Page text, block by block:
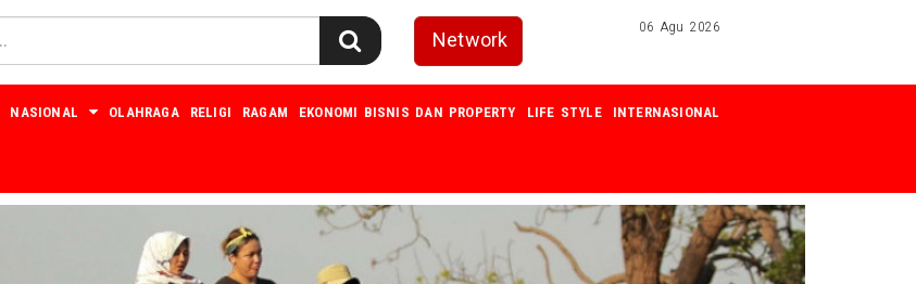
Network 06 Agu 2026
NASIONAL OLAHRAGA RELIGI RAGAM EKONOMI BISNIS DAN PROPERTY LIFE STYLE INTERNASIONAL